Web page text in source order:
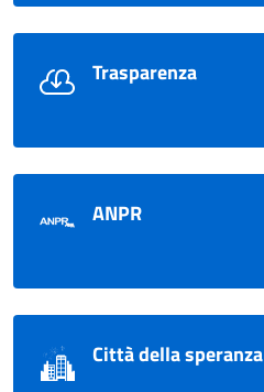
Trasparenza
ANPR
Città della speranza